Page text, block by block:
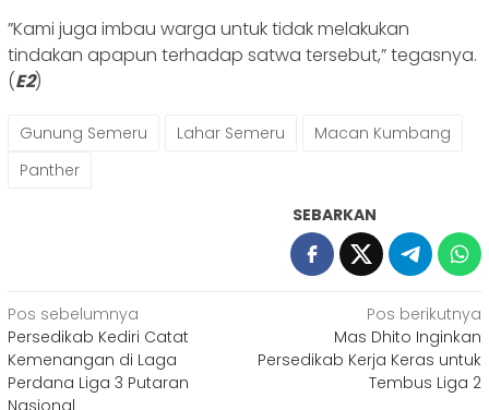
”Kami juga imbau warga untuk tidak melakukan
tindakan apapun terhadap satwa tersebut,” tegasnya.
(E2)
Gunung Semeru Lahar Semeru
Macan Kumbang
Panther
SEBARKAN
Navigasi
pos
Pos sebelumnya
Persedikab Kediri Catat
Kemenangan di Laga
Perdana Liga 3 Putaran
Nasional
Pos berikutnya
Mas Dhito Inginkan
Persedikab Kerja Keras untuk
Tembus Liga 2